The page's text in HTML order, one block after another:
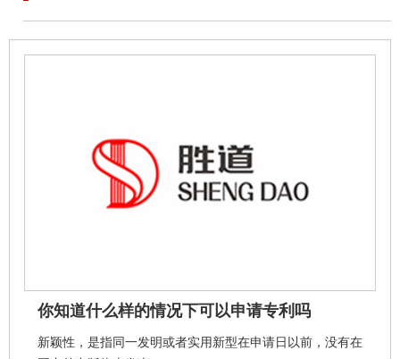
你知道什么样的情况下可以申请专利吗
新颖性，是指同一发明或者实用新型在申请日以前，没有在